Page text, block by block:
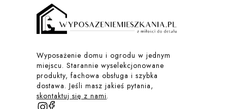
Wyposażenie domu i ogrodu w jednym
miejscu. Starannie wyselekcjonowane
produkty, fachowa obsługa i szybka
dostawa. Jeśli masz jakieś pytania,
skontaktuj się z nami.